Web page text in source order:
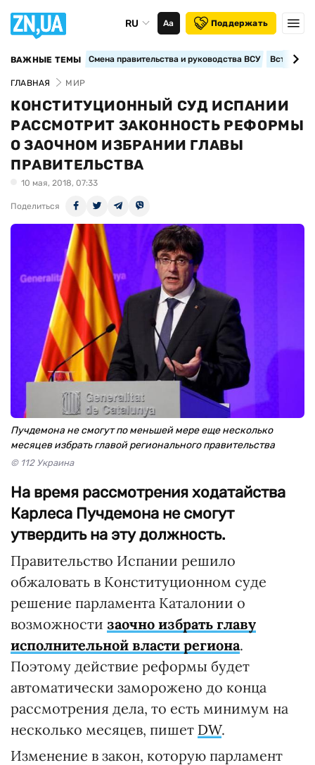
RU Аа Поддержать
ВАЖНЫЕ ТЕМЫ Смена правительства и руководства ВСУ
ГЛАВНАЯ МИР
КОНСТИТУЦИОННЫЙ СУД ИСПАНИИ
РАССМОТРИТ ЗАКОННОСТЬ РЕФОРМЫ
О ЗАОЧНОМ ИЗБРАНИИ ГЛАВЫ
ПРАВИТЕЛЬСТВА
10 мая, 2018, 07:33
Поделиться
Пучдемона не смогут по меньшей мере еще несколько
месяцев избрать главой регионального правительства
© 112 Украина
На время рассмотрения ходатайства
Карлеса Пучдемона не смогут
утвердить на эту должность.
Правительство Испании решило
обжаловать в Конституционном суде
решение парламента Каталонии о
возможности заочно избрать главу
исполнительной власти региона.
Поэтому действие реформы будет
автоматически заморожено до конца
рассмотрения дела, то есть минимум на
несколько месяцев, пишет DW.
Изменение в закон, которую парламент